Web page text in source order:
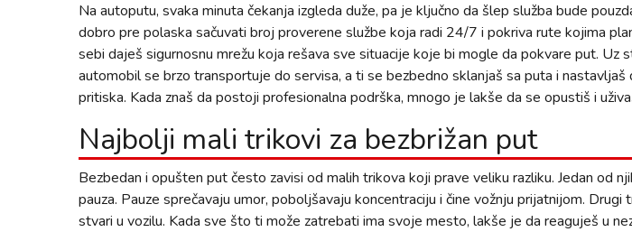
Na autoputu, svaka minuta čekanja izgleda duže, pa je ključno da šlep služba bude
dobro pre polaska sačuvati broj proverene službe koja radi 24/7 i pokriva rute kojima
sebi daješ sigurnosnu mrežu koja rešava sve situacije koje bi mogle da pokvare put. Uz
automobil se brzo transportuje do servisa, a ti se bezbedno sklanjaš sa puta i
pritiska. Kada znaš da postoji profesionalna podrška, mnogo je lakše da se opustiš i
Najbolji mali trikovi za bezbrižan put
Bezbedan i opušten put često zavisi od malih trikova koji prave veliku razliku. Jedan od
pauza. Pauze sprečavaju umor, poboljšavaju koncentraciju i čine vožnju prijatnijom. Drugi
stvari u vozilu. Kada sve što ti može zatrebati ima svoje mesto, lakše je da reaguješ u